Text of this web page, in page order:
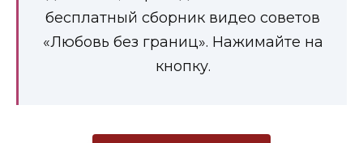
бесплатный сборник видео советов
«Любовь без границ». Нажимайте на
кнопку.